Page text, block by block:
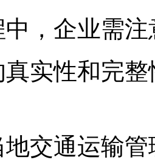
，企业需
实性和完
交通运输